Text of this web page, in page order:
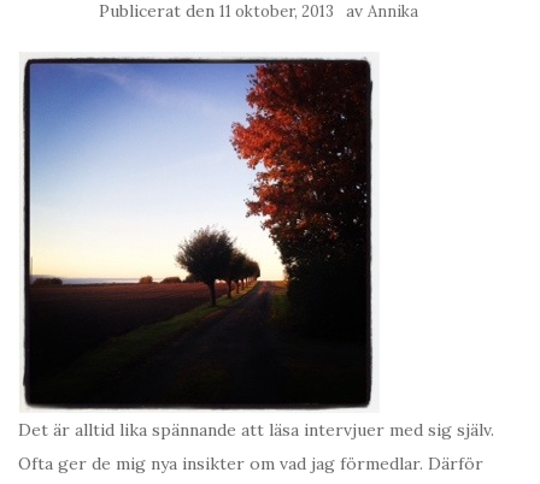
Publicerat den 11 oktober, 2013 av Annika
Det är alltid lika spännande att läsa intervjuer med sig själv.
Ofta ger de mig nya insikter om vad jag förmedlar. Därför